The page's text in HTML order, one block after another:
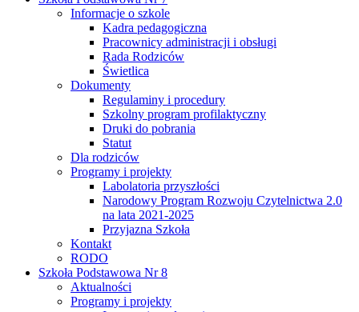
Informacje o szkole
Kadra pedagogiczna
Pracownicy administracji i obsługi
Rada Rodziców
Świetlica
Dokumenty
Regulaminy i procedury
Szkolny program profilaktyczny
Druki do pobrania
Statut
Dla rodziców
Programy i projekty
Labolatoria przyszłości
Narodowy Program Rozwoju Czytelnictwa 2.0
na lata 2021-2025
Przyjazna Szkoła
Kontakt
RODO
Szkoła Podstawowa Nr 8
Aktualności
Programy i projekty